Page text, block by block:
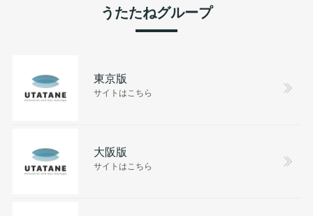
うたたねグループ
東京版
サイトはこちら
大阪版
サイトはこちら